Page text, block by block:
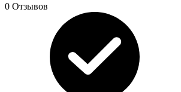
0 Отзывов